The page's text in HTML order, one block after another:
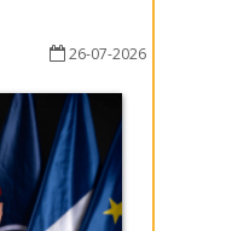
26-07-2026